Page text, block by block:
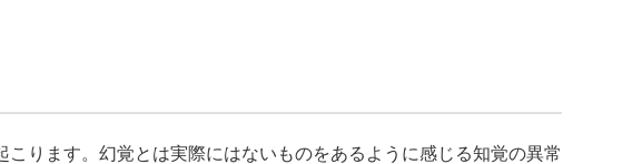
ります。幻覚とは実際にはないものをあるように感じる知覚の異常